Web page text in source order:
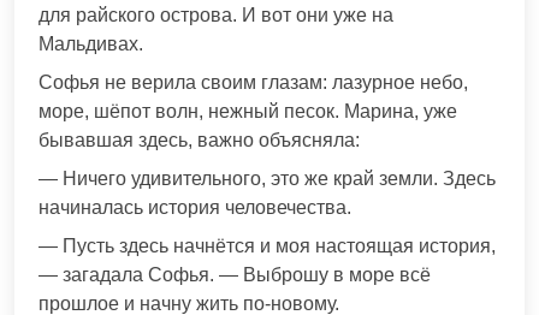
для райского острова. И вот они уже на
Мальдивах.
Софья не верила своим глазам: лазурное небо,
море, шёпот волн, нежный песок. Марина, уже
бывавшая здесь, важно объясняла:
— Ничего удивительного, это же край земли. Здесь
начиналась история человечества.
— Пусть здесь начнётся и моя настоящая история,
— загадала Софья. — Выброшу в море всё
прошлое и начну жить по-новому.